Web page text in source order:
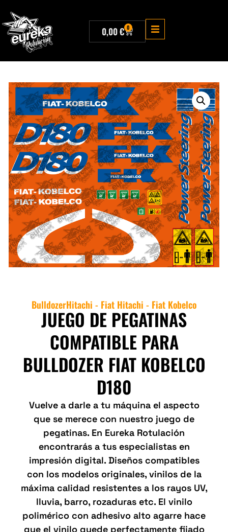
0,00€ 0
BulldozerHitachi - Fiat Hitachi - Fiat Kobelco
JUEGO DE PEGATINAS
COMPATIBLE PARA
BULLDOZER FIAT KOBELCO
D180
Vuelve a darle a tu máquina el aspecto
que se merece con nuestro juego de
pegatinas. En Eureka Rotulación
encontrarás a tus especialistas en
impresión digital. Diseños compatibles
con los modelos originales, vinilos de la
máxima calidad resistentes a los rayos UV,
lluvia, barro, rozaduras etc. El vinilo
polimérico con adhesivo alto agarre hace
que el vinilo quede perfectamente fijado